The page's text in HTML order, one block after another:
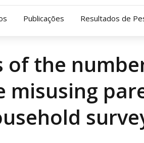
LENAD
LECUCA
Publicações Resultados de
of the
misusing